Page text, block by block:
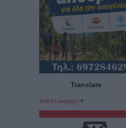
Translate
Select Language ▼